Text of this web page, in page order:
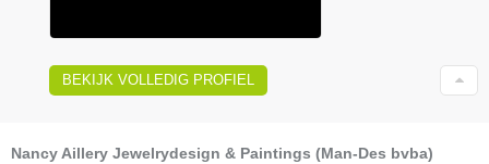
BEKIJK VOLLEDIG PROFIEL
Nancy Aillery Jewelrydesign & Paintings (Man-Des bvba)